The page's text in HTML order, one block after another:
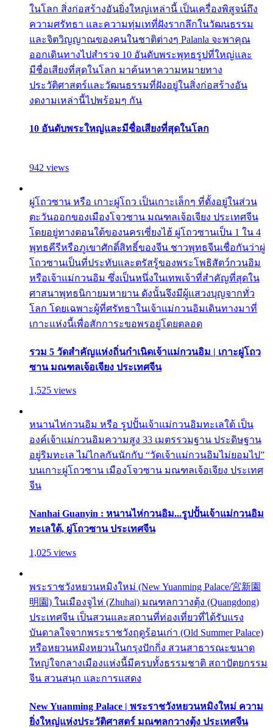
ในโลก สิ่งก่อสร้างอันยิ่งใหญ่เหล่านี้ เป็นเครื่องพิสูจน์ถึง
ความศรัทธา และความทุ่มเทที่ฝังรากลึกในวัฒนธรรม
และจิตวิญญาณของคนในชาติต่างๆ Palanla จะพาคุณ
ออกเดินทางไปสำรวจ 10 อันดับพระพุทธรูปที่ใหญ่และ
มีชื่อเสียงที่สุดในโลก มาค้นหาความหมายทาง
ประวัติศาสตร์และวัฒนธรรมที่ฝังอยู่ในสิ่งก่อสร้างอัน
งดงามเหล่านี้ไปพร้อมๆ กัน
10 อันดับพระใหญ่และมีชื่อเสียงที่สุดในโลก
942 views
ผู่โถวซาน หรือ เกาะผู่โถว เป็นเกาะเล็กๆ ที่ตั้งอยู่ในส่วน
ตะวันออกของเมืองโจวซาน มณฑลเจ้อเจียง ประเทศจีน
โดยอยู่ทางตอนใต้ของนครเซี่ยงไฮ้ ผู่โถวซานเป็น 1 ใน 4
พุทธคีรีหรือภูเขาศักดิ์สิทธิ์ของจีน ชาวพุทธจีนเชื่อกันว่าผู่
โถวซานเป็นที่ประทับและตรัสรู้ของพระโพธิสัตว์กวนอิม
หรือเจ้าแม่กวนอิม ซึ่งเป็นหนึ่งในเทพเจ้าที่สำคัญที่สุดใน
ศาสนาพุทธนิกายมหายาน ดังนั้นจึงมีผู้แสวงบุญจากทั่ว
โลก โดยเฉพาะผู้ที่ศรัทธาในเจ้าแม่กวนอิมเดินทางมาที่
เกาะแห่งนี้เพื่อสักการะขอพรอยู่โดยตลอด
รวม 5 วัดสำคัญแห่งถิ่นกำเนิดเจ้าแม่กวนอิม | เกาะผู่โถว
ซาน มณฑลเจ้อเจียง ประเทศจีน
1,525 views
หนานไห่กวนอิม หรือ รูปปั้นเจ้าแม่กวนอิมทะเลใต้ เป็น
องค์เจ้าแม่กวนอิมความสูง 33 เมตรรวมฐาน ประดิษฐาน
อยู่ริมทะเล ไม่ไกลกันนักกับ “วัดเจ้าแม่กวนอิมไม่ยอมไป”
บนเกาะผู่โถวซาน เมืองโจวซาน มณฑลเจ้อเจียง ประเทศ
จีน
Nanhai Guanyin : หนานไห่กวนอิม...รูปปั้นเจ้าแม่กวนอิม
ทะเลใต้, ผู่โถวซาน ประเทศจีน
1,025 views
พระราชวังหยวนหมิงใหม่ (New Yuanming Palace/宮新園
明園) ในเมืองจูไห่ (Zhuhai) มณฑลกวางตุ้ง (Quangdong)
ประเทศจีน เป็นสวนและสถานที่ท่องเที่ยวที่ได้รับแรง
บันดาลใจจากพระราชวังฤดูร้อนเก่า (Old Summer Palace)
หรือหยวนหมิงหยวนในกรุงปักกิ่ง สวนสาธารณะขนาด
ใหญ่ใจกลางเมืองแห่งนี้มีครบทั้งธรรมชาติ สถาปัตยกรรม
จีน สวนสนุก และการแสดง
New Yuanming Palace | พระราชวังหยวนหมิงใหม่ ความ
ยิ่งใหญ่แห่งประวัติศาสตร์ มณฑลกวางตุ้ง ประเทศจีน